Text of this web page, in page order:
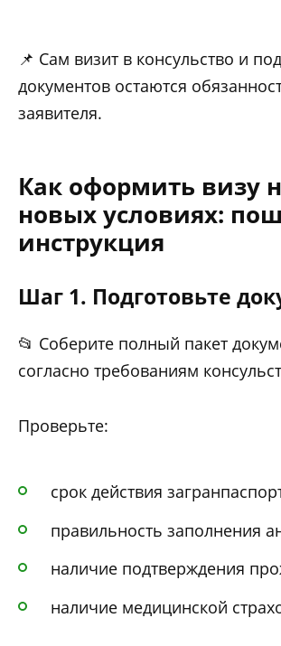
📌 Сам визит в консульство и
документов остаются
заявителя.
Как оформить визу
новых условиях:
инструкция
Шаг 1. Подготовьте
📂 Соберите полный пакет
согласно требованиям
Проверьте:
срок действия
правильность заполнения
наличие подтверждения
наличие медицинской